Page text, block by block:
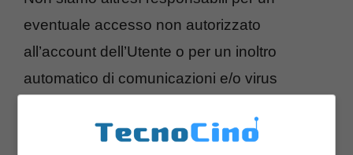
eventuale accesso non autorizzato
all’account dell’Utente o per un inoltro
automatico di comunicazioni e/o virus
sono stati trasmessi da un Utente per essere